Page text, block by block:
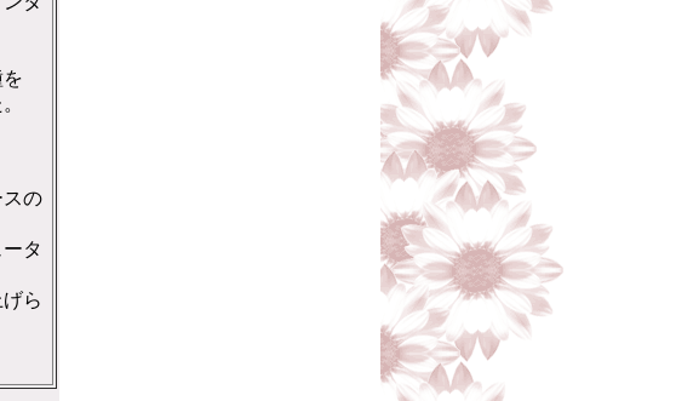
の
タ
ら